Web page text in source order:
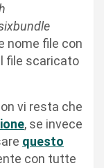
nome file con
file scaricato
vi resta che
, se invece
questo
con tutte